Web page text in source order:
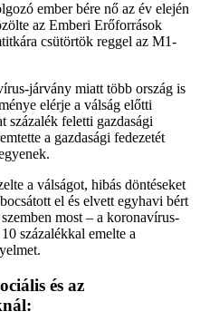
ember bére nő az év elején
az Emberi Erőforrások
csütörtök reggel az M1-
járvány miatt több ország is
elérje a válság előtti
százalék feletti gazdasági
a gazdasági fedezetét
a válságot, hibás döntéseket
el és elvett egyhavi bért
most – a koronavírus-
százalékkal emelte a
és az